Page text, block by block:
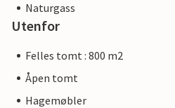
Naturgass
Utenfor
Felles tomt : 800 m2
Åpen tomt
Hagemøbler